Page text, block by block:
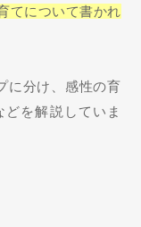
てについて書かれ
に分け、感性の育
を解説していま